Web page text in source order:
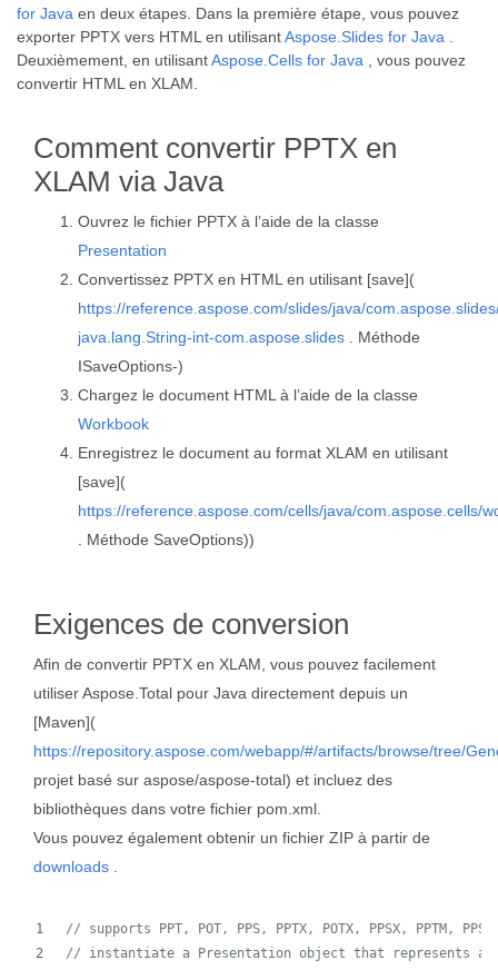
for Java en deux étapes. Dans la première étape, vous pouvez
exporter PPTX vers HTML en utilisantAspose.Slides for Java
Deuxièmement, en utilisantAspose.Cells for Java , vous pouvez
convertir HTML en XLAM.
Comment convertir PPTX en
XLAM via Java
Ouvrez le fichier PPTX à l’aide de la classe
Presentation
Convertissez PPTX en HTML en utilisant [save](
https://reference.aspose.com/slides/java/
java.lang.String-int-com.aspose.slides . Méthode
ISaveOptions-)
Chargez le document HTML à l’aide de la classe
Workbook
Enregistrez le document au format XLAM en utilisant
[save](
https://reference.aspose.com/cells/java/com.aspose.cells/
. Méthode SaveOptions))
Exigences de conversion
Afin de convertir PPTX en XLAM, vous pouvez facilement
utiliser Aspose.Total pour Java directement depuis un
[Maven](
https://repository.aspose.com/webapp/#/artifacts/browse/tree/
projet basé sur aspose/aspose-total) et incluez des
bibliothèques dans votre fichier pom.xml.
Vous pouvez également obtenir un fichier ZIP à partir de
downloads
// supports PPT, POT, PPS, PPTX, POTX, PPSX, PPTM,
// instantiate a Presentation object that represents a